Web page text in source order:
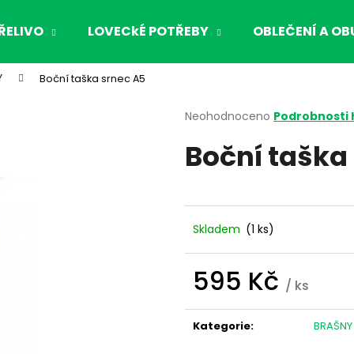
LOVECkÉ POTŘEBY OBLEČENÍ A
Boční taška srnec A5
Průměrné
produktu
je
5
hvězdiček.
Neohodnoceno Podrobnosti
Boční
Skladem (1 ks)
595 Kč / ks
cena:
Kategorie: BRAŠNY
Co potřebujete najít?
HLEDAT